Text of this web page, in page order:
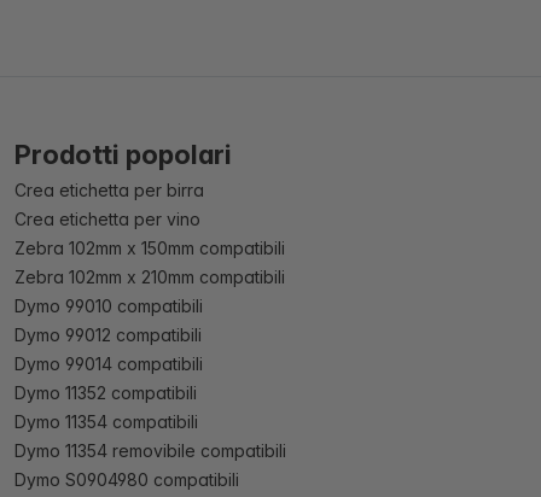
Prodotti popolari
Crea etichetta per birra
Crea etichetta per vino
Zebra 102mm x 150mm compatibili
Zebra 102mm x 210mm compatibili
Dymo 99010 compatibili
Dymo 99012 compatibili
Dymo 99014 compatibili
Dymo 11352 compatibili
Dymo 11354 compatibili
Dymo 11354 removibile compatibili
Dymo S0904980 compatibili